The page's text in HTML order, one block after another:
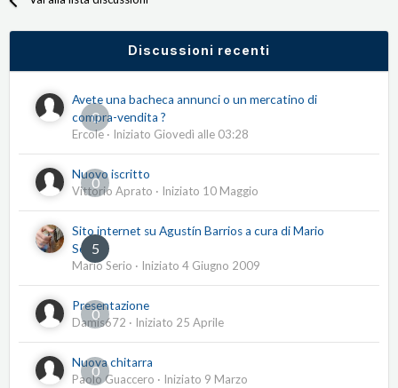
Discussioni recenti
0
Avete una bacheca annunci o un mercatino di
compra-vendita ?
Ercole · Iniziato Giovedì alle 03:28
0
Nuovo iscritto
Vittorio Aprato · Iniziato 10 Maggio
5
Sito internet su Agustín Barrios a cura di Mario
Serio
Mario Serio · Iniziato 4 Giugno 2009
0
Presentazione
Damis672 · Iniziato 25 Aprile
0
Nuova chitarra
Paolo Guaccero · Iniziato 9 Marzo